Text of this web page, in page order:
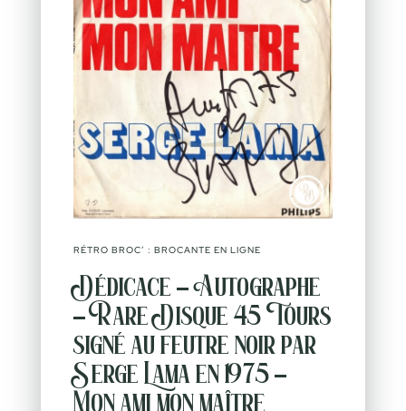
RÉTRO BROC’ : BROCANTE EN LIGNE
Dédicace – Autographe
– Rare Disque 45 Tours
signé au feutre noir par
Serge Lama en 1975 –